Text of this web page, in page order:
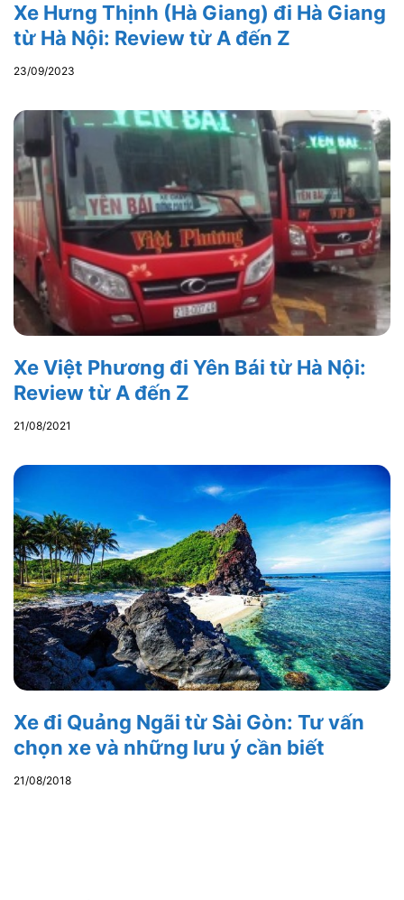
Xe Hưng Thịnh (Hà Giang) đi Hà Giang
từ Hà Nội: Review từ A đến Z
23/09/2023
Xe Việt Phương đi Yên Bái từ Hà Nội:
Review từ A đến Z
21/08/2021
Xe đi Quảng Ngãi từ Sài Gòn: Tư vấn
chọn xe và những lưu ý cần biết
21/08/2018